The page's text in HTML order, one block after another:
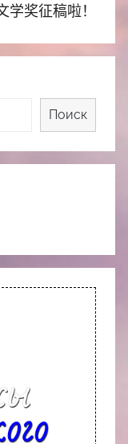
学奖征稿啦！
Поиск